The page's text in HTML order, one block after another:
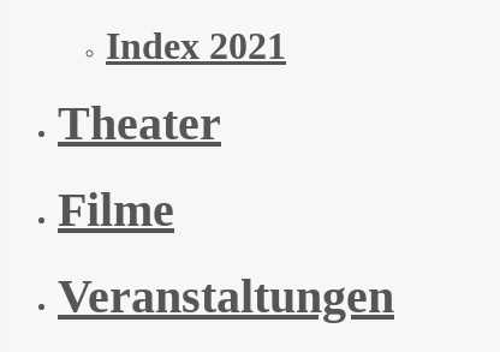
Index 2021
Theater
Filme
Veranstaltungen